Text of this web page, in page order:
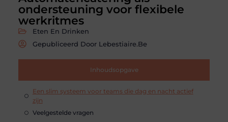
ondersteuning voor flexibele
werkritmes
Eten En Drinken
Gepubliceerd Door Lebestiaire.be
Inhoudsopgave
Een slim systeem voor teams die dag en nacht actief
zijn
Veelgestelde vragen